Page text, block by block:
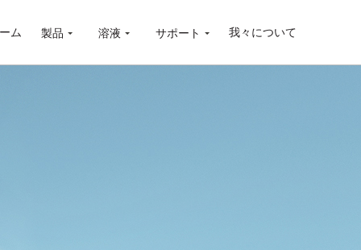
ム 製品 溶液 サポート 我々について